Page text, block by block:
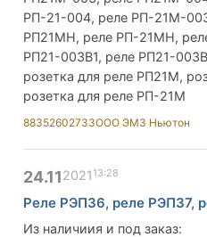
РП-21-004, реле РП-21М-
РП21МН, реле РП-21МН,
РП21-003В1, реле РП21-
розетка для реле РП21М,
розетка для реле РП-21М
88352602733ООО ЭМЗ Ньютон
24.112021 13:28
Реле РЭП36, реле РЭП37,
Из наличиия и под заказ: